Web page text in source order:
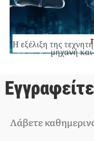
Η εξέλιξη της
μηχανή
Λάβετε